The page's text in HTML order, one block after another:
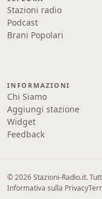
Stazioni radio
Podcast
Brani Popolari
INFORMAZIONI
Chi Siamo
Aggiungi stazione
Widget
Feedback
© 2026 Stazioni-Radio.it.
Informativa sulla Privacy